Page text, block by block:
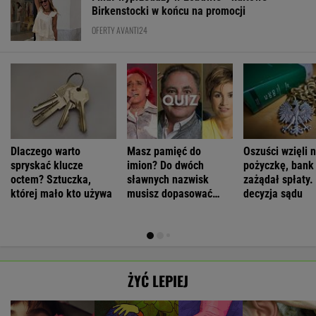
Birkenstocki w końcu na promocji
OFERTY AVANTI24
Dlaczego warto
spryskać klucze
octem? Sztuczka,
której mało kto używa
Masz pamięć do
imion? Do dwóch
sławnych nazwisk
musisz dopasować
Oszuści wzięli
pożyczkę, bank
zażądał
decyzja sądu
ŻYĆ LEPIEJ